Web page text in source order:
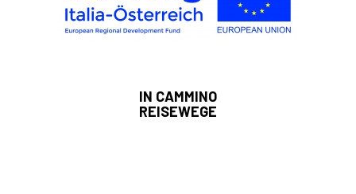
IN CAMMINO
REISEWEGE